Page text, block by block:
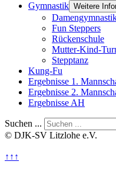
Gymnastik Weitere
Fun Steppers
Rückenschule
Mutter-Kind-
Stepptanz
Kung-Fu
Ergebnisse 1.
Ergebnisse 2.
Ergebnisse AH
Suchen ...
© DJK-SV Litzlohe e.V.
↑↑↑